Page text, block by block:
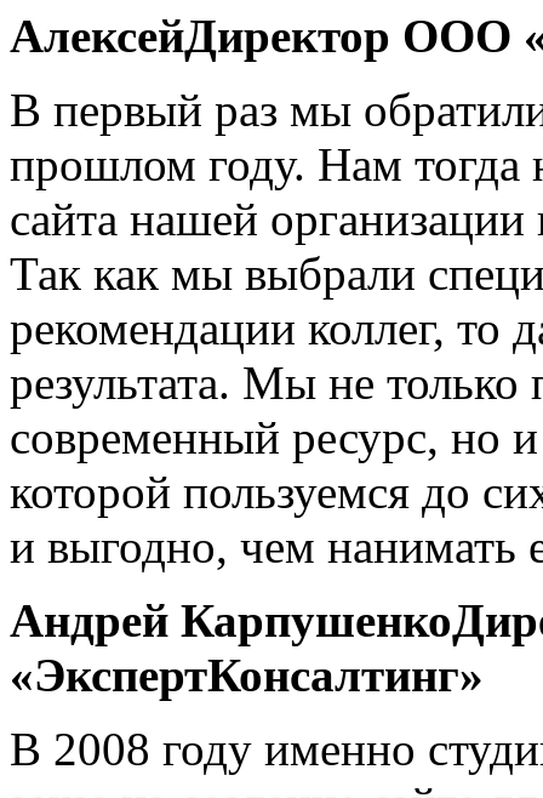
АлексейДиректор ООО
В первый раз мы
прошлом году. Нам тогда
сайта нашей
Так как мы выбрали
рекомендации коллег, то
результата. Мы не
современный ресурс, но
которой пользуемся до
и выгодно, чем нанимать
Андрей Карпушенко
«ЭкспертКонсалтинг»
В 2008 году именно